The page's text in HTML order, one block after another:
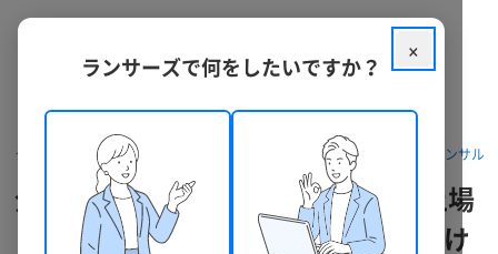
クラウドソーシング ランサーズ パッケージを探す ビジネス・コンサル
企業の合併・買収（M&A）や株式上場
（IPO)に関する全般的な相談をお受け
×
ランサーズで何をしたいですか？